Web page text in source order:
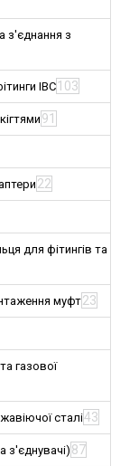
з'єднання з
IBC103
91
22
для фітингів та
муфт23
газової
сталі43
з'єднувачі) 87